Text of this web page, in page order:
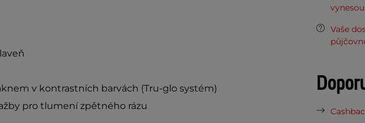
v kontrastních barvách (Tru-glo systém)
pro tlumení zpětného rázu
Vaše